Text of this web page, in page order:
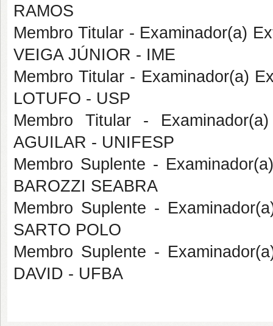
RAMOS
Membro Titular - Examinador(a)
VEIGA JÚNIOR - IME
Membro Titular - Examinador(a)
LOTUFO - USP
Membro Titular -
AGUILAR - UNIFESP
Membro Suplente -
BAROZZI SEABRA
Membro Suplente -
SARTO POLO
Membro Suplente -
DAVID - UFBA